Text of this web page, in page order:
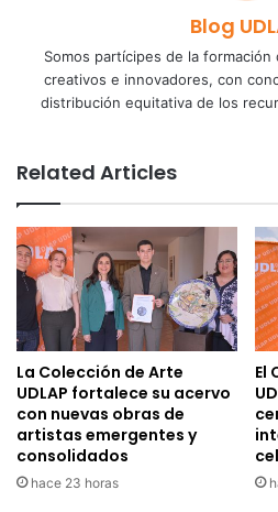
Blog
Somos partícipes de la
creativos e innovadores, con
distribución equitativa de los
Related Articles
La Colección de Arte
UDLAP fortalece su acervo
con nuevas obras de
artistas emergentes y
consolidados
hace 23 horas
El